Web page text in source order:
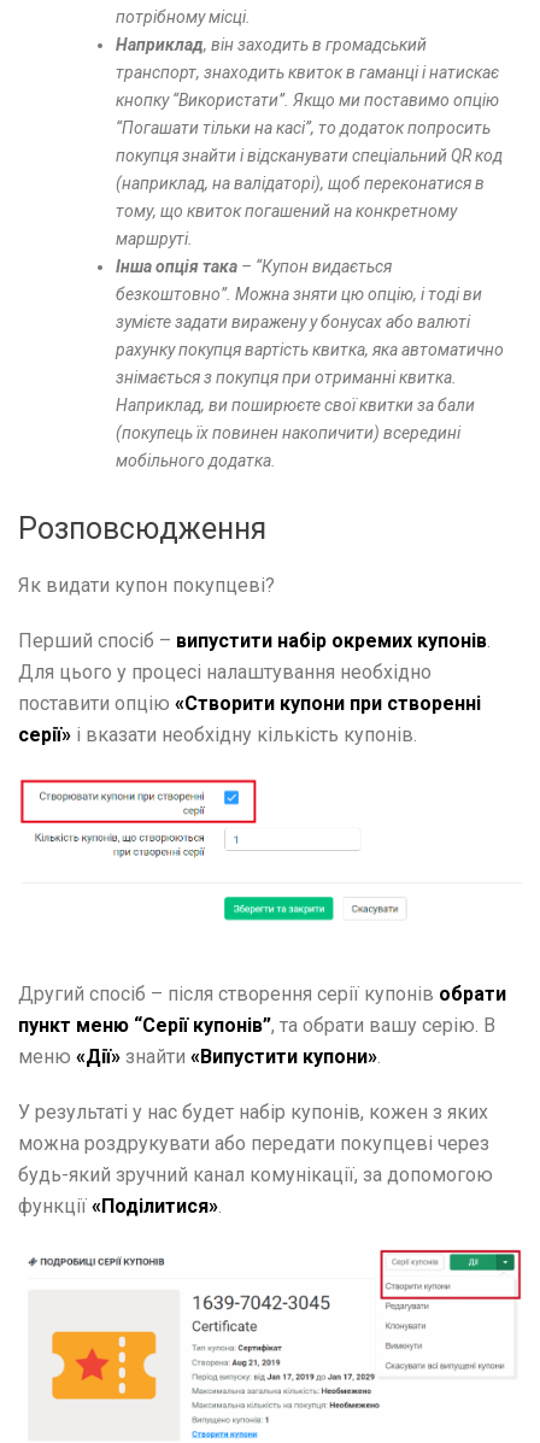
потрібному місці.
Наприклад, він заходить в громадський
транспорт, знаходить квиток в гаманці і натискає
кнопку “Використати”. Якщо ми поставимо опцію
“Погашати тільки на касі”, то додаток попросить
покупця знайти і відсканувати спеціальний QR код
(наприклад, на валідаторі), щоб переконатися в
тому, що квиток погашений на конкретному
маршруті.
Інша опція така– “Купон видається
безкоштовно”. Можна зняти цю опцію, і тоді ви
зумієте задати виражену у бонусах або валюті
рахунку покупця вартість квитка, яка автоматично
знімається з покупця при отриманні квитка.
Наприклад, ви поширюєте свої квитки за бали
(покупець їх повинен накопичити) всередині
мобільного додатка.
Розповсюдження
Як видати купон покупцеві?
Перший спосіб – випустити набір окремих купонів
Для цього у процесі налаштування необхідно
поставити опцію «Створити купони при створенні
серії» і вказати необхідну кількість купонів.
Другий спосіб – після створення серії купонів обрати
пункт меню “Серії купонів”, та обрати вашу серію. В
меню «Дії» знайти «Випустити купони»
У результаті у нас будет набір купонів, кожен з яких
можна роздрукувати або передати покупцеві через
будь-який зручний канал комунікації, за допомогою
функції «Поділитися»